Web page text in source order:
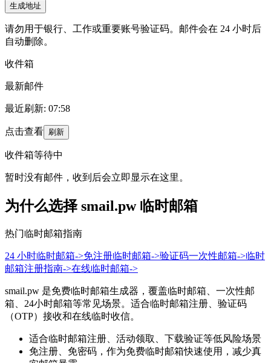
生成地址
请勿用于银行、工作或重要账号验证码。邮件会在 24 小时后
自动删除。
收件箱
最新邮件
最近刷新: 07:58
点击查看 刷新
收件箱等待中
暂时没有邮件，收到后会立即显示在这里。
为什么选择 smail.pw 临时邮箱
热门临时邮箱指南
24 小时临时邮箱->免注册临时邮箱->验证码一次性邮箱->临时
邮箱注册指南->在线临时邮箱->
smail.pw 是免费临时邮箱生成器，覆盖临时邮箱、一次性邮
箱、24小时邮箱等常见场景。适合临时邮箱注册、验证码
（OTP）接收和在线临时收信。
适合临时邮箱注册、活动领取、下载验证等低风险场景
免注册、免密码，作为免费临时邮箱快速使用，减少真